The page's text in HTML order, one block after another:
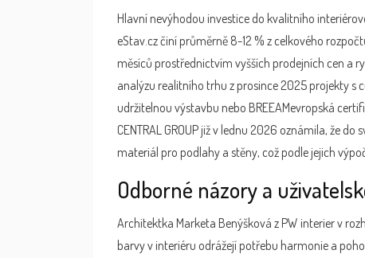
Hlavní nevýhodou investice do kvalitního
eStav.cz činí průměrně 8-12 % z celkového
měsíců prostřednictvím vyšších prodejních cen a
analýzu realitního trhu z prosince 2025 projekty s
udržitelnou výstavbu nebo BREEAMevropská
CENTRAL GROUP již v lednu 2026 oznámila, že
materiál pro podlahy a stěny, což podle jejich
Odborné názory a
Architektka Marketa Benýšková z PW interier v
barvy v interiéru odrážejí potřebu harmonie a